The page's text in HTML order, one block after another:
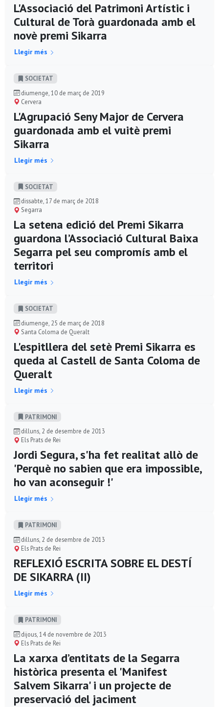
L'Associació del Patrimoni Artístic i
Cultural de Torà guardonada amb el
novè premi Sikarra
Llegir més
SOCIETAT
diumenge, 10 de març de 2019
Cervera
L'Agrupació Seny Major de Cervera
guardonada amb el vuitè premi
Sikarra
Llegir més
SOCIETAT
dissabte, 17 de març de 2018
Segarra
La setena edició del Premi Sikarra
guardona l’Associació Cultural Baixa
Segarra pel seu compromís amb el
territori
Llegir més
SOCIETAT
diumenge, 25 de març de 2018
Santa Coloma de Queralt
L'espitllera del setè Premi Sikarra es
queda al Castell de Santa Coloma de
Queralt
Llegir més
PATRIMONI
dilluns, 2 de desembre de 2013
Els Prats de Rei
Jordi Segura, s'ha fet realitat allò de
'Perquè no sabien que era impossible,
ho van aconseguir !'
Llegir més
PATRIMONI
dilluns, 2 de desembre de 2013
Els Prats de Rei
REFLEXIÓ ESCRITA SOBRE EL DESTÍ
DE SIKARRA (II)
Llegir més
PATRIMONI
dijous, 14 de novembre de 2013
Els Prats de Rei
La xarxa d’entitats de la Segarra
històrica presenta el 'Manifest
Salvem Sikarra' i un projecte de
preservació del jaciment